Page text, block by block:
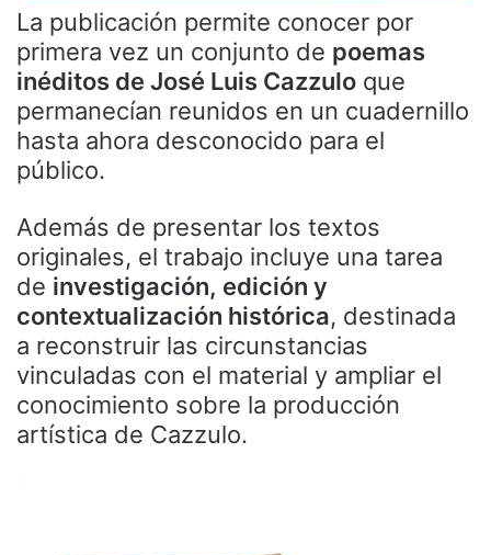
La publicación permite conocer por
primera vez un conjunto de poemas
inéditos de José Luis Cazzulo que
permanecían reunidos en un cuadernillo
hasta ahora desconocido para el
público.
Además de presentar los textos
originales, el trabajo incluye una tarea
de investigación, edición y
contextualización histórica, destinada
a reconstruir las circunstancias
vinculadas con el material y ampliar el
conocimiento sobre la producción
artística de Cazzulo.